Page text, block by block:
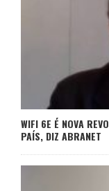
WIFI 6E É NOVA
PAÍS, DIZ ABRANET